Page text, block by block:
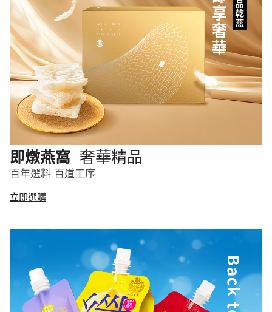
即燉燕窩 奢華精品
百年選料 百道工序
立即選購